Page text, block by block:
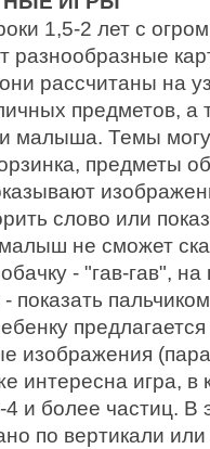
1,5-2 лет с
разнообразные
рассчитаны на
предметов, а
малыша. Темы
предметы
слово или
не сможет
- "гав-гав", на
изображения
интересна игра, в
4 и более частиц. В
по вертикали или